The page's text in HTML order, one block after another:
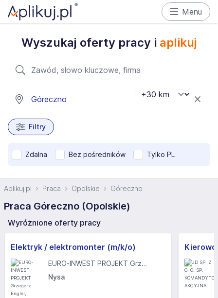
Menu
Wyszukaj oferty pracy i aplikuj
Filtry
Zdalna Bez pośredników Tylko PL
Aplikuj.pl Praca Opolskie Góreczno
Praca Góreczno (Opolskie)
Wyróżnione oferty pracy
Elektryk / elektromonter (m/k/o)
EURO-INWEST PROJEKT Grzegorz Engler, Tomasz Lach Sp. J.
Nysa